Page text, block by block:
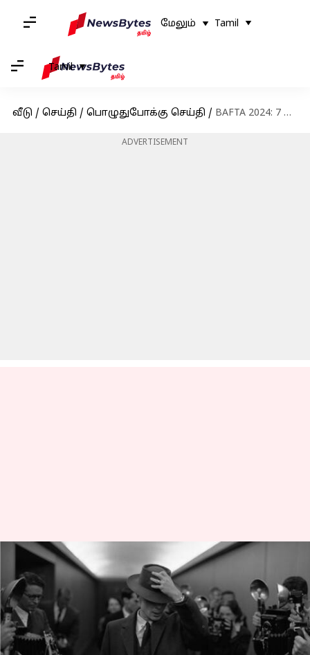
மேலும் Tamil
Tamil
வீடு / செய்தி / பொழுதுபோக்கு செய்தி / BAFTA 2024: 7 விருதுகளை குவித்த 'ஒபென்ஹெய்மர்' திரைப்படம்
ADVERTISEMENT
BAFTA 2024: 7 விருதுகளை
குவித்த 'ஒபென்ஹெய்மர்'
திரைப்படம்
எழுதியவர் Venkatalakshmi V Feb 19, 2024 09:31 am